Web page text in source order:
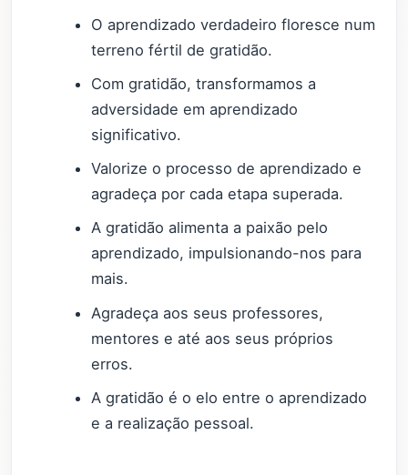
O aprendizado verdadeiro floresce num
terreno fértil de gratidão.
Com gratidão, transformamos a
adversidade em aprendizado
significativo.
Valorize o processo de aprendizado e
agradeça por cada etapa superada.
A gratidão alimenta a paixão pelo
aprendizado, impulsionando-nos para
mais.
Agradeça aos seus professores,
mentores e até aos seus próprios
erros.
A gratidão é o elo entre o aprendizado
e a realização pessoal.